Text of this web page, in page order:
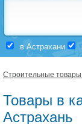
в Астрахани
Строительные товары
Товары в
Астрахань